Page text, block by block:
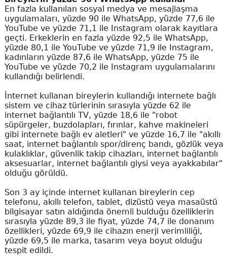
En fazla kullanılan sosyal medya ve mesajlaşma
uygulamaları, yüzde 90 ile WhatsApp, yüzde 77,6 ile
YouTube ve yüzde 71,1 ile Instagram olarak kayıtlara
geçti. Erkeklerin en fazla yüzde 92,5 ile WhatsApp,
yüzde 80,1 ile YouTube ve yüzde 71,9 ile Instagram,
kadınların yüzde 87,6 ile WhatsApp, yüzde 75 ile
YouTube ve yüzde 70,2 ile Instagram uygulamalarını
kullandığı belirlendi.
İnternet kullanan bireylerin kullandığı internete bağlı
sistem ve cihaz türlerinin sırasıyla yüzde 62 ile
internet bağlantılı TV, yüzde 18,6 ile "robot
süpürgeler, buzdolapları, fırınlar, kahve makineleri
gibi internete bağlı ev aletleri" ve yüzde 16,7 ile "akıllı
saat, internet bağlantılı spor/direnç bandı, gözlük veya
kulaklıklar, güvenlik takip cihazları, internet bağlantılı
aksesuarlar, internet bağlantılı giysi veya ayakkabılar"
olduğu görüldü.
Son 3 ay içinde internet kullanan bireylerin cep
telefonu, akıllı telefon, tablet, dizüstü veya masaüstü
bilgisayar satın aldığında önemli bulduğu özelliklerin
sırasıyla yüzde 89,3 ile fiyat, yüzde 74,7 ile donanım
özellikleri, yüzde 69,9 ile cihazın enerji verimliliği,
yüzde 69,5 ile marka, tasarım veya boyut olduğu
tespit edildi.